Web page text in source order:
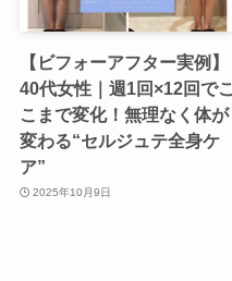
【ビフォーアフター実例】
40代女性｜週1回×12回でこ
こまで変化！無理なく体が
変わる“セルジュテ全身ケ
ア”
2025年10月9日